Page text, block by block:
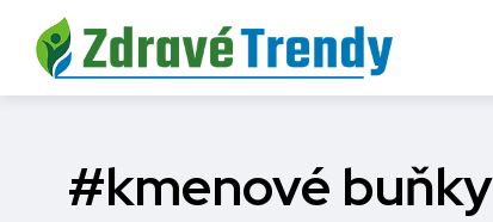
#kmenové buňky